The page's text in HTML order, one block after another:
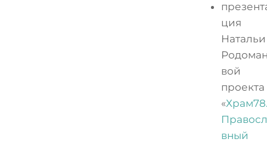
ция
Натальи
вой
проекта
«
вный